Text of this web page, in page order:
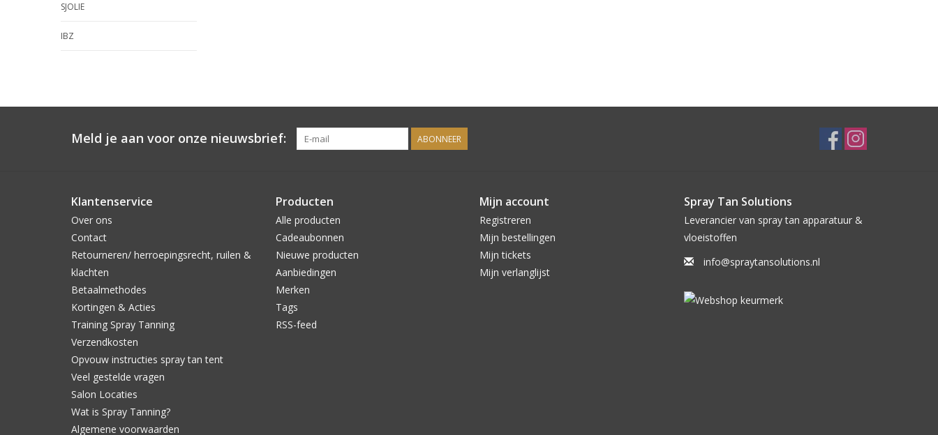
SJOLIE
IBZ
Meld je aan voor onze nieuwsbrief: ABONNEER
Klantenservice
Over ons
Contact
Retourneren/ herroepingsrecht, ruilen &
klachten
Betaalmethodes
Kortingen & Acties
Training Spray Tanning
Verzendkosten
Opvouw instructies spray tan tent
Veel gestelde vragen
Salon Locaties
Wat is Spray Tanning?
Algemene voorwaarden
Producten
Alle producten
Cadeaubonnen
Nieuwe producten
Aanbiedingen
Merken
Tags
RSS-feed
Mijn account
Registreren
Mijn bestellingen
Mijn tickets
Mijn verlanglijst
Spray Tan Solutions
Leverancier van spray tan apparatuur &
vloeistoffen
info@spraytansolutions.nl